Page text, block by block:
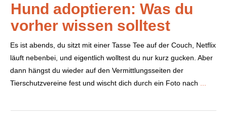
Hund adoptieren: Was du
vorher wissen solltest
Es ist abends, du sitzt mit einer Tasse Tee auf der Couch, Netflix
läuft nebenbei, und eigentlich wolltest du nur kurz gucken. Aber
dann hängst du wieder auf den Vermittlungsseiten der
Tierschutzvereine fest und wischt dich durch ein Foto nach ...